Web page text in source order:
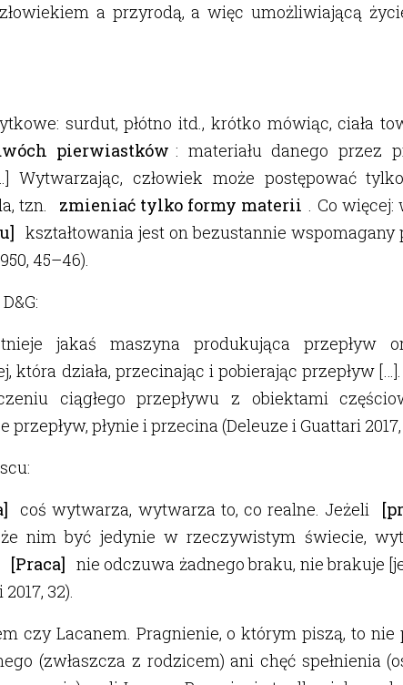
a przyrodą, a więc umożliwiającą
surdut, płótno itd., krótko mówiąc, ciała
pierwiastków : materiału danego przez
Wytwarzając, człowiek może postępować
tzn.
zmieniać tylko formy materii . Co więcej:
kształtowania jest on bezustannie wspomagany
45–46).
jakaś maszyna produkująca przepływ
która działa, przecinając i pobierając przepływ […].
ciągłego przepływu z obiektami
przepływ, płynie i przecina (Deleuze i Guattari 2017,
coś wytwarza, wytwarza to, co realne. Jeżeli
nim być jedynie w rzeczywistym świecie,
[Praca]
nie odczuwa żadnego braku, nie brakuje
32).
czy Lacanem. Pragnienie, o którym piszą, to nie
(zwłaszcza z rodzicem) ani chęć spełnienia